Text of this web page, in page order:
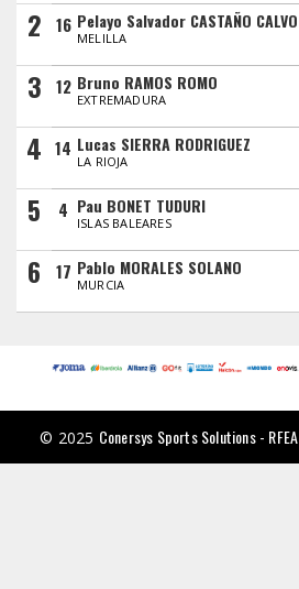
2 16 Pelayo Salvador CASTAÑO CALVO
MELILLA
3 12 Bruno RAMOS ROMO
EXTREMADURA
4 14 Lucas SIERRA RODRIGUEZ
LA RIOJA
5 4 Pau BONET TUDURI
ISLAS BALEARES
6 17 Pablo MORALES SOLANO
MURCIA
© 2025 Conersys Sports Solutions - RFEA